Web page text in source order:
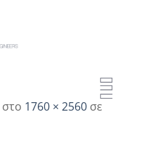
στο 1760 × 2560 σε